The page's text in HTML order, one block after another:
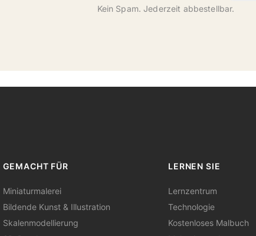
Kein Spam. Jederzeit abbestellbar.
GEMACHT FÜR
Miniaturmalerei
Bildende Kunst & Illustration
Skalenmodellierung
LERNEN SIE
Lernzentrum
Technologie
Kostenloses Malbuch